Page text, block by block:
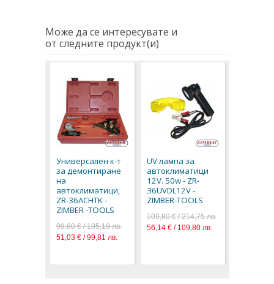
Може да се интересувате и
от следните продукт(и)
Универсален к-т
за демонтиране
на
автоклиматици,
ZR-36ACHTK -
ZIMBER -TOOLS
99,80 € / 195,19 лв.
51,03 € / 99,81 лв.
UV лампа за
автоклиматици
12V. 50w - ZR-
36UVDL12V -
ZIMBER-TOOLS
109,80 € / 214,75 лв.
56,14 € / 109,80 лв.